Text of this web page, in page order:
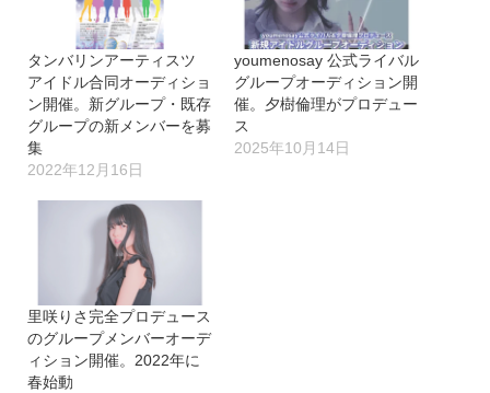
タンバリンアーティスツ
アイドル合同オーディショ
ン開催。新グループ・既存
グループの新メンバーを募
集
2022年12月16日
youmenosay 公式ライバル
グループオーディション開
催。夕樹倫理がプロデュー
ス
2025年10月14日
里咲りさ完全プロデュース
のグループメンバーオーデ
ィション開催。2022年に
春始動